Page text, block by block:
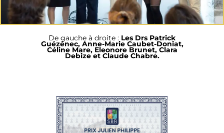
De gauche à droite : Les Drs Patrick
Guézénec, Anne-Marie Caubet-Doniat,
Céline Mare, Eleonore Brunet, Clara
Debize et Claude Chabre.